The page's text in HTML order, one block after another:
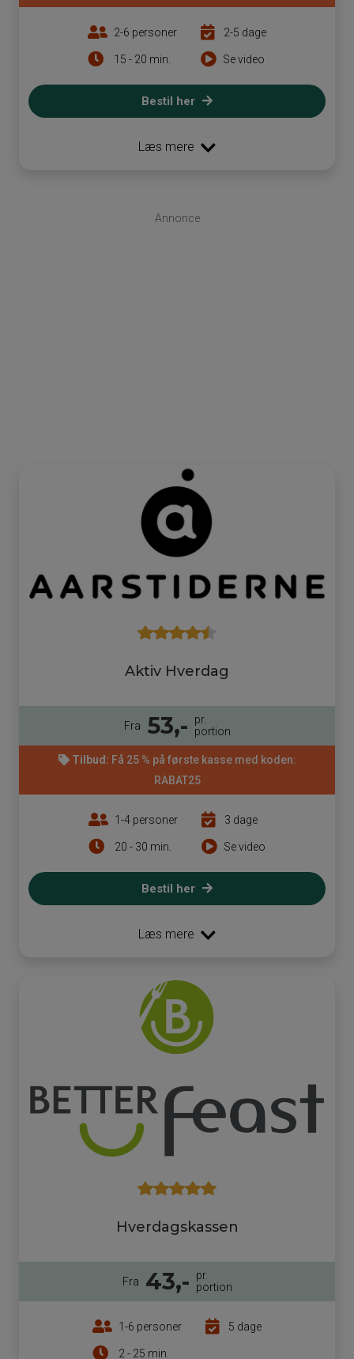
2-6 personer
15 - 20 min.
2-5 dage
Se video
Bestil her
Læs mere
Annonce
Aktiv Hverdag
Fra 53,-
pr.
portion
Tilbud: Få 25 % på første kasse med koden:
RABAT25
1-4 personer
20 - 30 min.
3 dage
Se video
Bestil her
Læs mere
Hverdagskassen
Fra 43,-
pr.
portion
1-6 personer
2 - 25 min.
5 dage